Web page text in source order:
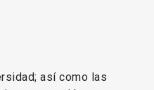
así como las